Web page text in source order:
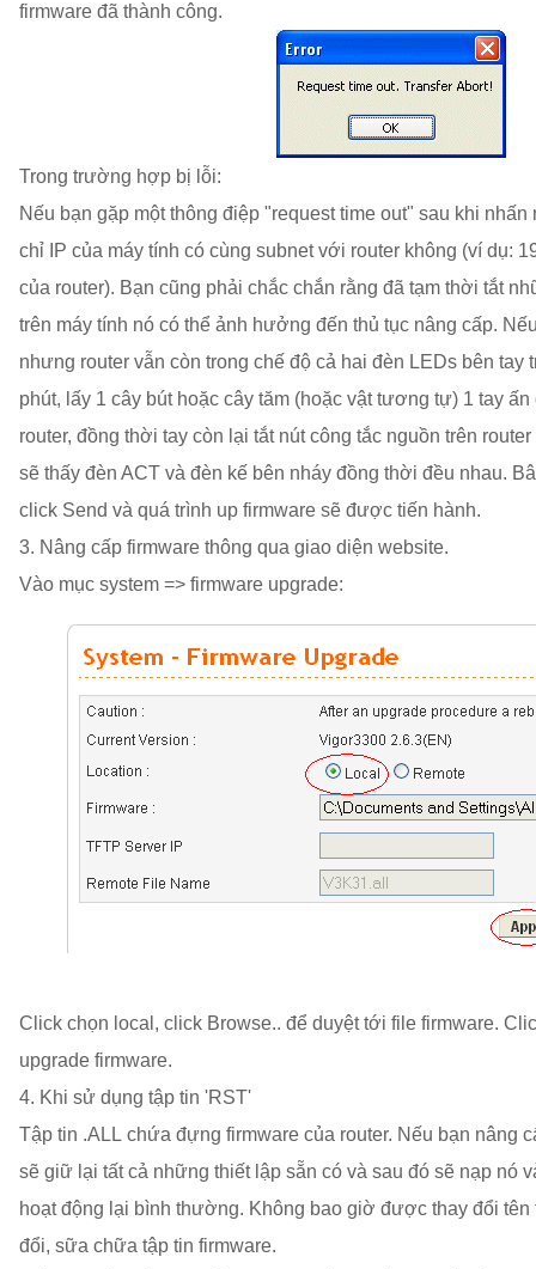
firmware đã thành công.
Trong trường hợp bị lỗi:
Nếu bạn gặp một thông điệp "request time out" sau khi nhấn
chỉ IP của máy tính có cùng subnet với router không (ví dụ:
của router). Bạn cũng phải chắc chắn rằng đã tạm thời tắt
trên máy tính nó có thể ảnh hưởng đến thủ tục nâng cấp.
nhưng router vẫn còn trong chế độ cả hai đèn LEDs bên tay
phút, lấy 1 cây bút hoặc cây tăm (hoặc vật tương tự) 1 tay
router, đồng thời tay còn lại tắt nút công tắc nguồn trên
sẽ thấy đèn ACT và đèn kế bên nháy đồng thời đều nhau.
click Send và quá trình up firmware sẽ được tiến hành.
3. Nâng cấp firmware thông qua giao diện website.
Vào mục system => firmware upgrade:
Click chọn local, click Browse.. để duyệt tới file firmware.
upgrade firmware.
4. Khi sử dụng tập tin 'RST'
Tập tin .ALL chứa đựng firmware của router. Nếu bạn nâng
sẽ giữ lại tất cả những thiết lập sẵn có và sau đó sẽ nạp nó
hoạt động lại bình thường. Không bao giờ được thay đổi tên
đổi, sữa chữa tập tin firmware.